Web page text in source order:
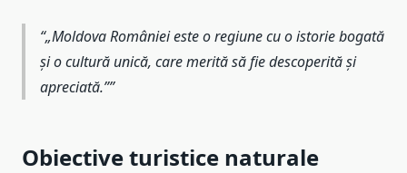
„Moldova României este o regiune cu o istorie bogată
și o cultură unică, care merită să fie descoperită și
apreciată.”
Obiective turistice naturale